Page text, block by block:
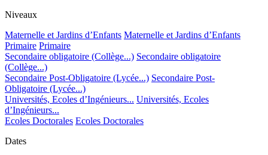
Niveaux
Maternelle et Jardins d’Enfants Maternelle et Jardins d’Enfants
Primaire Primaire
Secondaire obligatoire (Collège...) Secondaire obligatoire
(Collège...)
Secondaire Post-Obligatoire (Lycée...) Secondaire Post-
Obligatoire (Lycée...)
Universités, Ecoles d’Ingénieurs... Universités, Ecoles
d’Ingénieurs...
Ecoles Doctorales Ecoles Doctorales
Dates